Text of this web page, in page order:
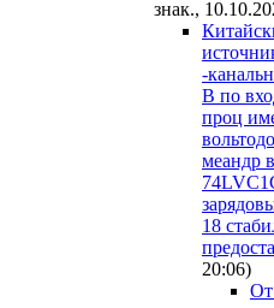
знак.,
-
В по
проц
меандр
18
20:06)
От